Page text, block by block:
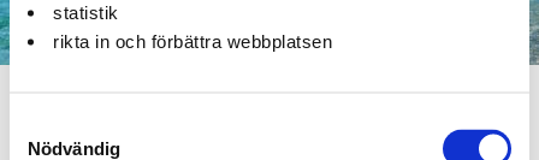
statistik
rikta in och förbättra webbplatsen
Nödvändig
Fel